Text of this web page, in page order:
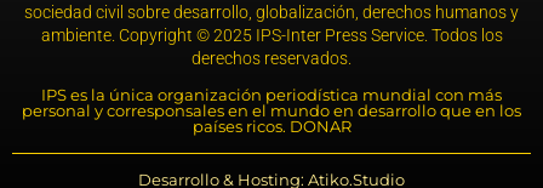
sociedad civil sobre desarrollo, globalización, derechos humanos y
ambiente. Copyright © 2025 IPS-Inter Press Service. Todos los
derechos reservados.
IPS es la única organización periodística mundial con más
personal y corresponsales en el mundo en desarrollo que en los
países ricos. DONAR
Desarrollo & Hosting: Atiko.Studio